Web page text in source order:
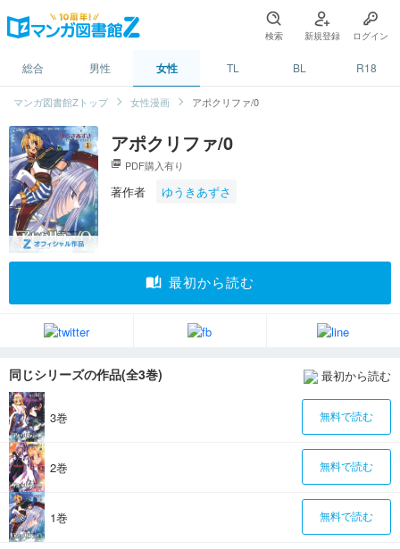
検索 新規登録 ログイン
総合 男性 女性 TL BL R18
マンガ図書館Zトップ 女性漫画 アポクリファ/0
アポクリファ/0
picture_as_pdf PDF購入有り
著作者 ゆうきあずさ
auto_stories 最初から読む
同じシリーズの作品(全3巻) 最初から読む
3巻 無料で読む
2巻 無料で読む
1巻 無料で読む